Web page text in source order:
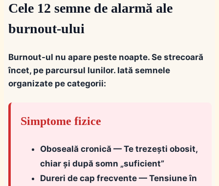
Cele 12 semne de alarmă ale
burnout-ului
Burnout-ul nu apare peste noapte. Se strecoară
încet, pe parcursul lunilor. Iată semnele
organizate pe categorii:
Simptome fizice
Oboseală cronică — Te trezești obosit,
chiar și după somn „suficient”
Dureri de cap frecvente — Tensiune în